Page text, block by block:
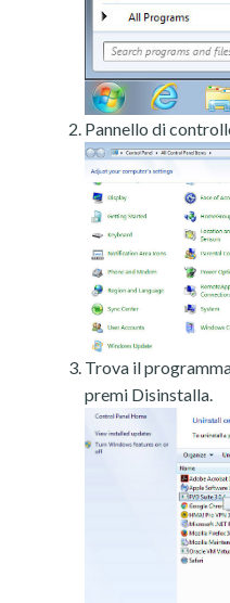
Pannello di
Trova il
premi Disinstalla.